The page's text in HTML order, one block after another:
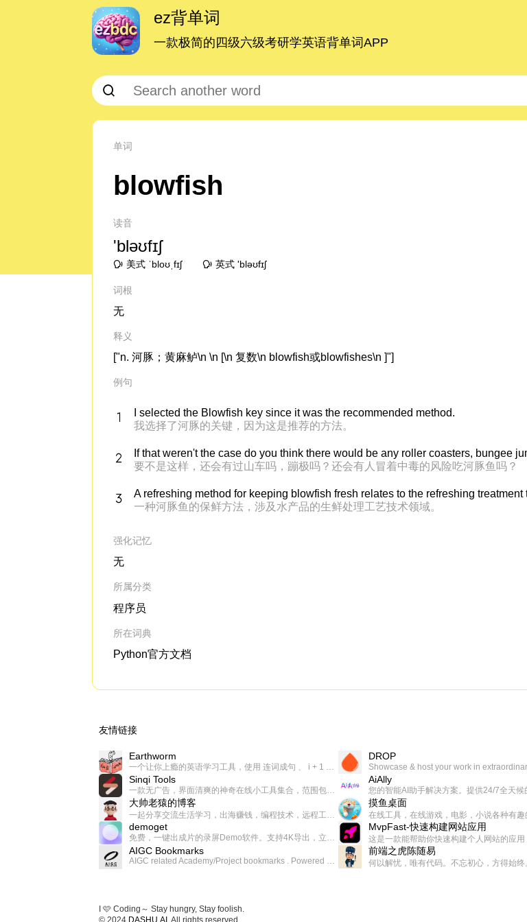
ez背单词
一款极简的四级六级考研学英语背单词APP
单词
blowfish
读音
'bləʊfɪʃ
美式 ˈbloʊˌfɪʃ 英式 'bləʊfɪʃ
词根
无
释义
["n. 河豚；黄麻鲈\n \n [\n 复数\n blowfish或blowfishes\n ]"]
例句
I selected the Blowfish key since it was the recommended method.
我选择了河豚的关键，因为这是推荐的方法。
If that weren't the case do you think there would be any roller coasters, bungee
要不是这样，还会有过山车吗，蹦极吗？还会有人冒着中毒的风险吃河豚鱼吗？
A refreshing method for keeping blowfish fresh relates to the refreshing
一种河豚鱼的保鲜方法，涉及水产品的生鲜处理工艺技术领域。
强化记忆
无
所属分类
程序员
所在词典
Python官方文档
友情链接
Earthworm
一个让你上瘾的英语学习工具，使用 连词成句 、 i + 1 、 以终为始等学习理论来帮助你习得英语，通过不断的重复形成肌肉记忆，最重要的是 游戏化 的形式让学习英语从此不再痛苦
DROP
Sinqi Tools
一款无广告，界面清爽的神奇在线小工具集合，范围包括但不限于：开发，设计，日常生活等
AiAlly
大帅老猿的博客
一起分享交流生活学习，出海赚钱，编程技术，远程工作，优秀产品等相关话题。希望大家都能有所收获。
摸鱼桌面
demoget
免费，一键出成片的录屏Demo软件。支持4K导出，立即下载使用。
MvpFast-快速构建网站应用
AIGC Bookmarks
AIGC related Academy/Project bookmarks . Powered by Notion AI (Claude, ChatGPT).
前端之虎陈随易
何以解忧，唯有代码。不忘初心，方得始终
I 🩷 Coding～ Stay hungry, Stay foolish.
© 2024 DASHU.AI . All rights reserved.